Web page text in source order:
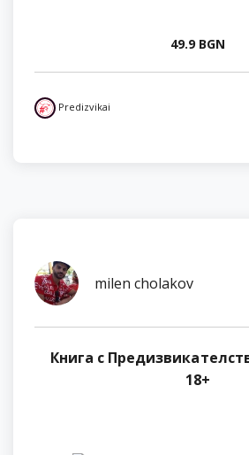
49.9 BGN
Predizvikai
milen cholakov
Книга с
18+